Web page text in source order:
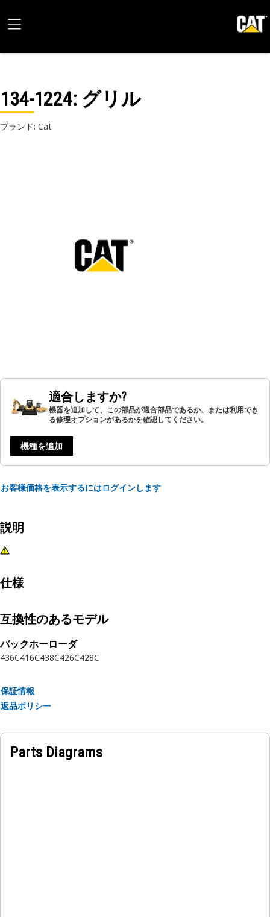
134-1224: グリル
ブランド: Cat
適合しますか?
機器を追加して、この部品が適合部品であるか、または利用でき
る修理オプションがあるかを確認してください。
機種を追加
お客様価格を表示するにはログインします
説明
仕様
互換性のあるモデル
バックホーローダ
436C416C438C426C428C
保証情報
返品ポリシー
Parts Diagrams